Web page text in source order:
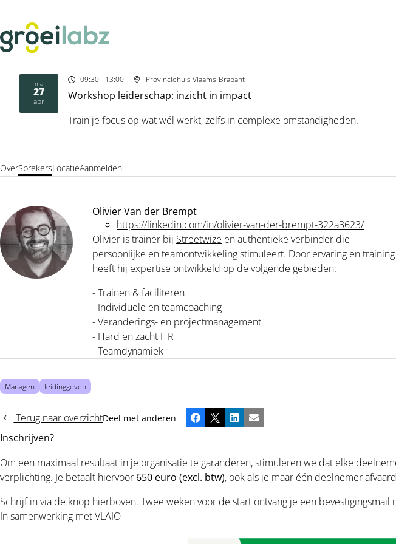
ma
27
apr
2026
09:30- 13:00 Provinciehuis Vlaams-Brabant
Workshop leiderschap: inzicht in impact
Train je focus op wat wél werkt, zelfs in complexe omstandigheden.
OverSprekersLocatieAanmelden
Olivier Van der Brempt
https://linkedin.com/in/olivier-van-der-brempt-322a3623/
Olivier is trainer bij Streetwize en authentieke verbinder die
persoonlijke en teamontwikkeling stimuleert. Door ervaring en training
heeft hij expertise ontwikkeld op de volgende gebieden: ‍
- Trainen & faciliteren
- Individuele en teamcoaching
- Veranderings- en projectmanagement
- Hard en zacht HR
- Teamdynamiek
Managen leidinggeven
Deel met anderen Facebook
X LinkedInE-mail
Terug naar overzicht
Inschrijven?
Om een maximaal resultaat in je organisatie te garanderen, stimuleren we dat elke
verplichting. Je betaalt hiervoor 650 euro (excl. btw), ook als je maar één deelnemer
Schrijf in via de knop hierboven. Twee weken voor de start ontvang je een
In samenwerking met VLAIO